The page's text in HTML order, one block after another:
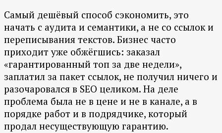
Самый дешёвый способ сэкономить, это
начать с аудита и семантики, а не со ссылок и
переписывания текстов. Бизнес часто
приходит уже обжёгшись: заказал
«гарантированный топ за две недели»,
заплатил за пакет ссылок, не получил ничего и
разочаровался в SEO целиком. На деле
проблема была не в цене и не в канале, а в
порядке работ и в подрядчике, который
продал несуществующую гарантию.